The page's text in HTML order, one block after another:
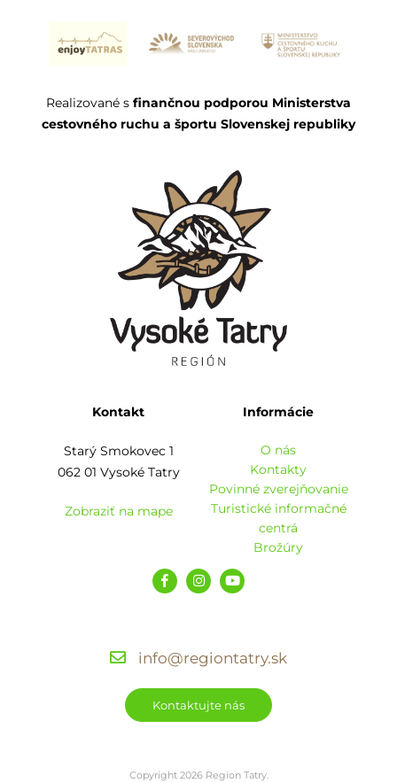
Realizované s finančnou podporou Ministerstva
cestovného ruchu a športu Slovenskej republiky
Kontakt
Starý Smokovec 1
062 01 Vysoké Tatry
Zobraziť na mape
Informácie
O nás
Kontakty
Povinné zverejňovanie
Turistické informačné
centrá
Brožúry
info@regiontatry.sk
Kontaktujte nás
Copyright 2026 Region Tatry.